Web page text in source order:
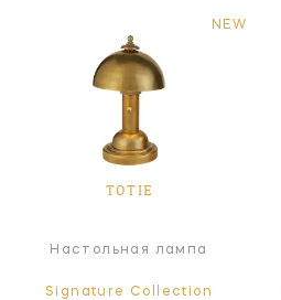
NEW
TOTIE
Настольная лампа
Signature Collection